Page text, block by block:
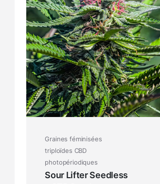
Graines féminisées
triploïdes CBD
photopériodiques
Sour Lifter Seedless